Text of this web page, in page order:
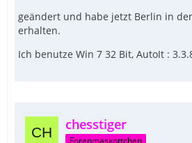
geändert und habe jetzt Berlin in
erhalten.
Ich benutze Win 7 32 Bit, AutoIt :
chesstiger
Forenmaskottchen